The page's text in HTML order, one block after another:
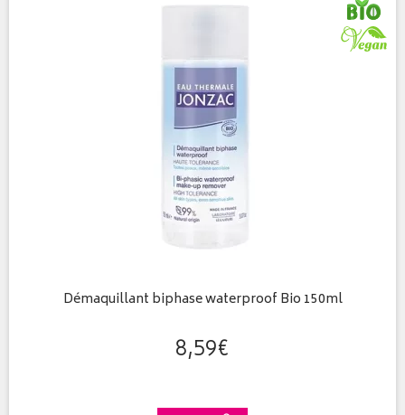
Démaquillant biphase waterproof Bio 150ml
8,59€